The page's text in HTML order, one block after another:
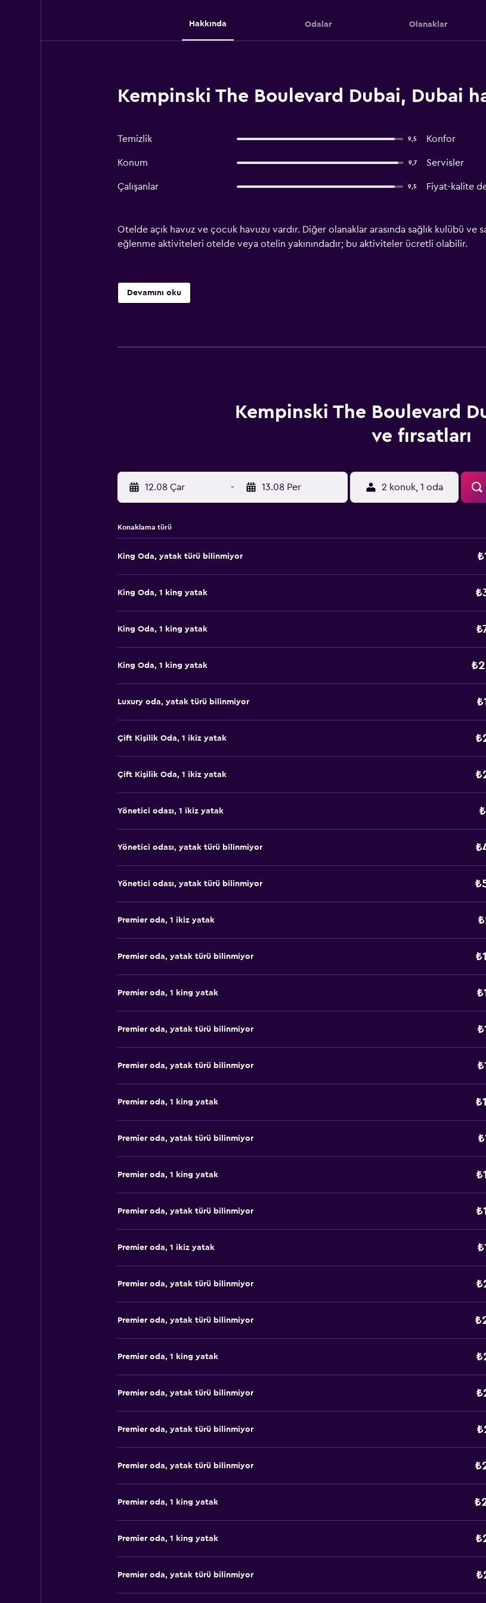
Hakkında Odalar Olanaklar
Kempinski The Boulevard Dubai, Dubai
Temizlik 9,5 Konfor
Konum 9,7 Servisler
Çalışanlar 9,5 Fiyat-kalite
Otelde açık havuz ve çocuk havuzu vardır. Diğer olanaklar arasında sağlık kulübü ve
eğlenme aktiviteleri otelde veya otelin yakınındadır; bu aktiviteler ücretli olabilir.
Devamını oku
Kempinski The Boulevard
ve fırsatları
12.08 Çar - 13.08 Per 2 konuk, 1 oda
Konaklama türü
King Oda, yatak türü bilinmiyor
King Oda, 1 king yatak
King Oda, 1 king yatak
King Oda, 1 king yatak
Luxury oda, yatak türü bilinmiyor
Çift ​Kişilik Oda, 1 ikiz yatak
Çift ​Kişilik Oda, 1 ikiz yatak
Yönetici odası, 1 ikiz yatak
Yönetici odası, yatak türü bilinmiyor
Yönetici odası, yatak türü bilinmiyor
Premier oda, 1 ikiz yatak
Premier oda, yatak türü bilinmiyor
Premier oda, 1 king yatak
Premier oda, yatak türü bilinmiyor
Premier oda, yatak türü bilinmiyor
Premier oda, 1 king yatak
Premier oda, yatak türü bilinmiyor
Premier oda, 1 king yatak
Premier oda, yatak türü bilinmiyor
Premier oda, 1 ikiz yatak
Premier oda, yatak türü bilinmiyor
Premier oda, yatak türü bilinmiyor
Premier oda, 1 king yatak
Premier oda, yatak türü bilinmiyor
Premier oda, yatak türü bilinmiyor
Premier oda, yatak türü bilinmiyor
Premier oda, 1 king yatak
Premier oda, 1 king yatak
Premier oda, yatak türü bilinmiyor